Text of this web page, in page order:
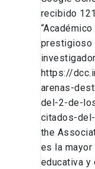
recibido
prestigioso
https://
arenas-
del-2-de-
citados-del-
the
es la
educativa y